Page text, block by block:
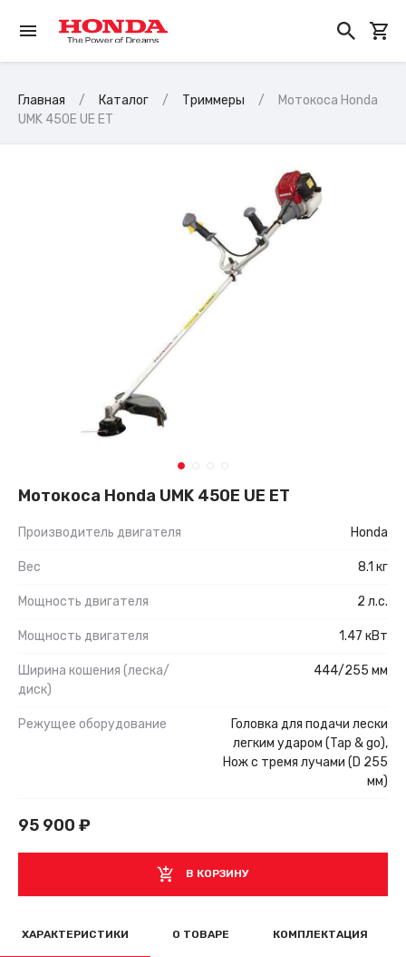
Главная Каталог Триммеры
Мотокоса Honda
UMK 450E UE ET
Мотокоса Honda UMK 450E UE ET
Производитель двигателя Honda
Вес 8.1 кг
Мощность двигателя 2 л.с.
Мощность двигателя 1.47 кВт
Ширина кошения (леска/
диск)
444/255 мм
Режущее оборудование
Головка для подачи лески
легким ударом (Tap & go),
Нож с тремя лучами (D 255
мм)
95 900 ₽
В КОРЗИНУ
ХАРАКТЕРИСТИКИ О ТОВАРЕ КОМПЛЕКТАЦИЯ